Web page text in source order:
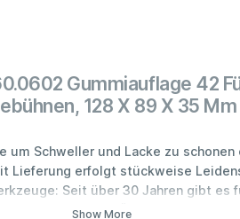
Gummiauflage 42
128 X 89 X 35 Mm
um Schweller und Lacke zu schonen
Lieferung erfolgt stückweise
Seit über 30 Jahren gibt es
Top-Qualität: Über 45.000 Top-
Show More